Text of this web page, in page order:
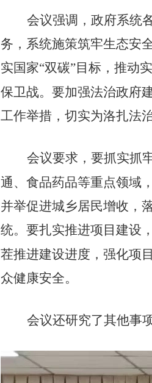
会议强调，政府系统
务，系统施策筑牢生态安
实国家“双碳”目标，推动
保卫战。要加强法治政府
工作举措，切实为洛扎法
会议要求，要抓实抓
通、食品药品等重点领域
并举促进城乡居民增收，
统。要扎实推进项目建设
茬推进建设进度，强化项
众健康安全。
会议还研究了其他事项